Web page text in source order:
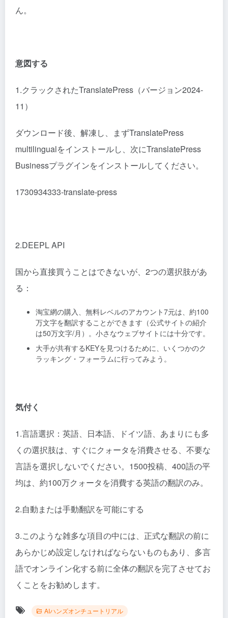
ん。
意図する
1.クラックされたTranslatePress（バージョン2024-
11）
ダウンロード後、解凍し、まずTranslatePress
multilingualをインストールし、次にTranslatePress
Businessプラグインをインストールしてください。
1730934333-translate-press
2.DEEPL API
国から直接買うことはできないが、2つの選択肢があ
る：
淘宝網の購入、無料レベルのアカウント7元は、約100
万文字を翻訳することができます（公式サイトの紹介
は50万文字/月）。小さなウェブサイトには十分です。
大手が共有するKEYを見つけるために、いくつかのク
ラッキング・フォーラムに行ってみよう。
気付く
1.言語選択：英語、日本語、ドイツ語、あまりにも多
くの選択肢は、すぐにクォータを消費させる、不要な
言語を選択しないでください。1500投稿、400語の平
均は、約100万クォータを消費する英語の翻訳のみ。
2.自動または手動翻訳を可能にする
3.このような雑多な項目の中には、正式な翻訳の前に
あらかじめ設定しなければならないものもあり、多言
語でオンライン化する前に全体の翻訳を完了させてお
くことをお勧めします。
AIハンズオンチュートリアル